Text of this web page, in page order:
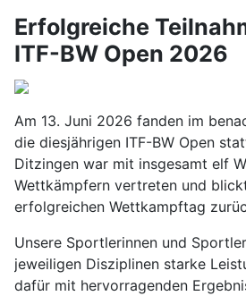
Erfolgreiche
ITF-BW Open 2026
Am 13. Juni 2026 fanden im
die diesjährigen ITF-BW Open
Ditzingen war mit insgesamt elf
Wettkämpfern vertreten und
erfolgreichen Wettkampftag
Unsere Sportlerinnen und
jeweiligen Disziplinen starke
dafür mit hervorragenden